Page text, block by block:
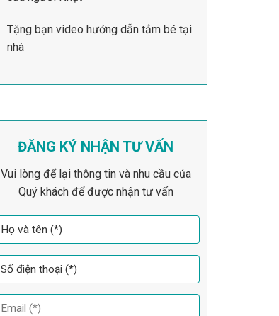
Tặng bạn video hướng dẫn tắm bé tại
nhà
ĐĂNG KÝ NHẬN TƯ VẤN
Vui lòng để lại thông tin và nhu cầu của
Quý khách để được nhận tư vấn